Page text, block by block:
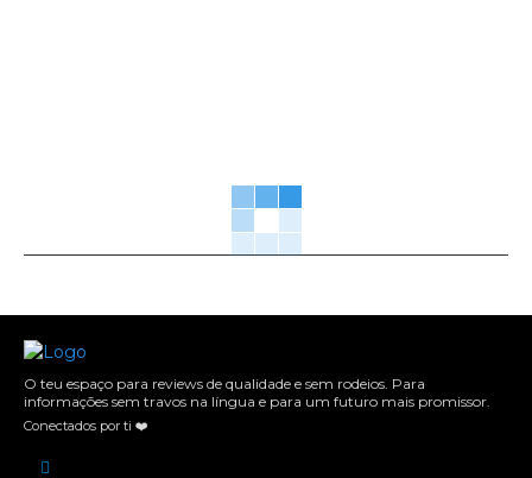
O teu espaço para reviews de qualidade e sem rodeios. Para
informações sem travos na língua e para um futuro mais promissor.
Conectados por ti ❤️